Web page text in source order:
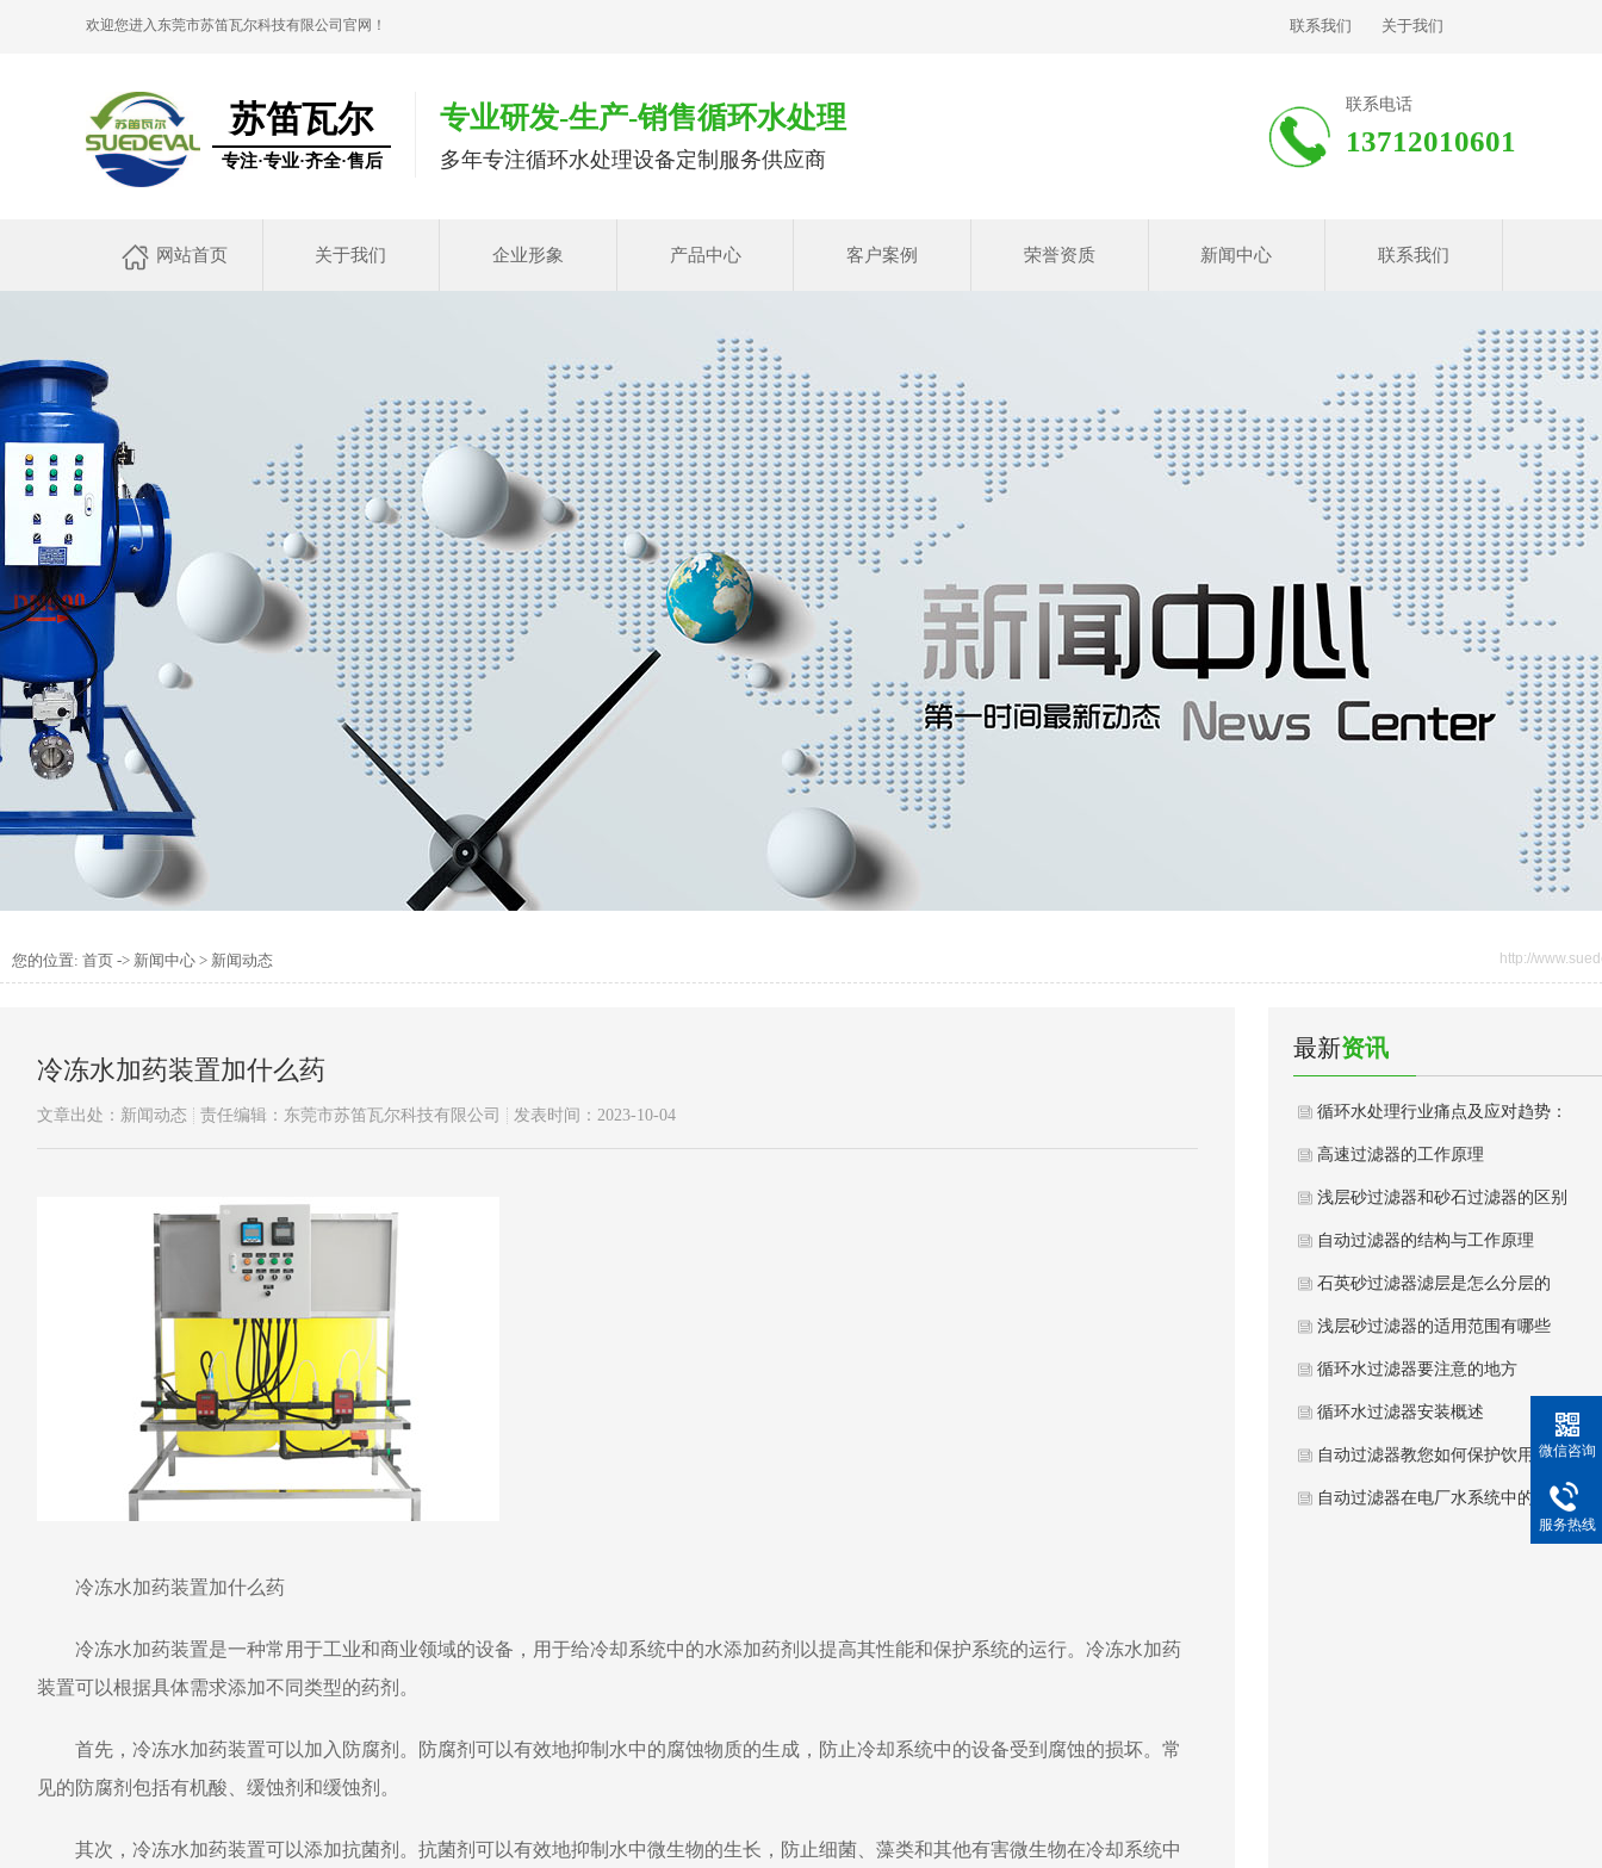
欢迎您进入东莞市苏笛瓦尔科技有限公司官网！ 联系我们 关于我们
苏笛瓦尔
专注·专业·齐全·售后
专业研发-生产-销售循环水处理
多年专注循环水处理设备定制服务供应商
联系电话
13712010601
网站首页 关于我们 企业形象 产品中心 客户案例 荣誉资质 新闻中心 联系我们
您的位置: 首页 -> 新闻中心 > 新闻动态 http://
冷冻水加药装置加什么药
文章出处：新闻动态 责任编辑：东莞市苏笛瓦尔科技有限公司 发表时间：2023-10-04
冷冻水加药装置加什么药
冷冻水加药装置是一种常用于工业和商业领域的设备，用于给冷却系统中的水添加药剂以提高其性能和保护系统的运行。冷冻水加药
装置可以根据具体需求添加不同类型的药剂。
首先，冷冻水加药装置可以加入防腐剂。防腐剂可以有效地抑制水中的腐蚀物质的生成，防止冷却系统中的设备受到腐蚀的损坏。常
见的防腐剂包括有机酸、缓蚀剂和缓蚀剂。
其次，冷冻水加药装置可以添加抗菌剂。抗菌剂可以有效地抑制水中微生物的生长，防止细菌、藻类和其他有害微生物在冷却系统中
最新资讯
循环水处理行业痛点及应对趋势：
高速过滤器的工作原理
浅层砂过滤器和砂石过滤器的区别
自动过滤器的结构与工作原理
石英砂过滤器滤层是怎么分层的
浅层砂过滤器的适用范围有哪些
循环水过滤器要注意的地方
循环水过滤器安装概述
自动过滤器教您如何保护饮用水健
自动过滤器在电厂水系统中的意义
微信咨询
服务热线